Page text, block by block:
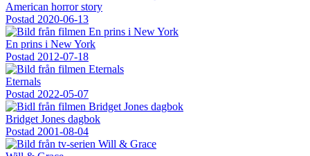
American horror story
Postad 2020-06-13
En prins i New York
Postad 2012-07-18
Eternals
Postad 2022-05-07
Bridget Jones dagbok
Postad 2001-08-04